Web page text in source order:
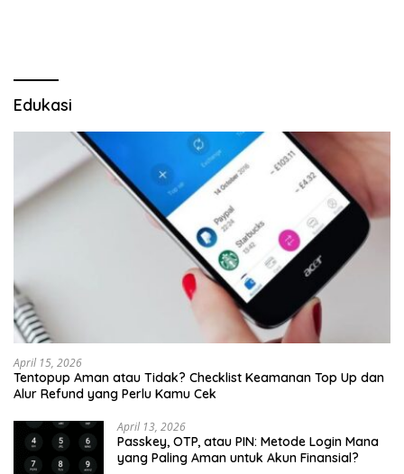
Edukasi
April 15, 2026
Tentopup Aman atau Tidak? Checklist Keamanan Top Up dan
Alur Refund yang Perlu Kamu Cek
April 13, 2026
Passkey, OTP, atau PIN: Metode Login Mana
yang Paling Aman untuk Akun Finansial?